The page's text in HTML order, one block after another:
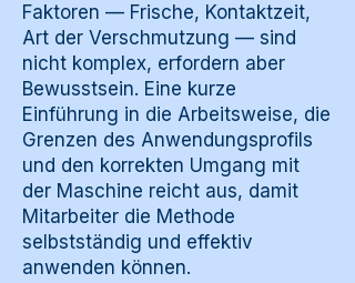
Faktoren — Frische, Kontaktzeit,
Art der Verschmutzung — sind
nicht komplex, erfordern aber
Bewusstsein. Eine kurze
Einführung in die Arbeitsweise, die
Grenzen des Anwendungsprofils
und den korrekten Umgang mit
der Maschine reicht aus, damit
Mitarbeiter die Methode
selbstständig und effektiv
anwenden können.